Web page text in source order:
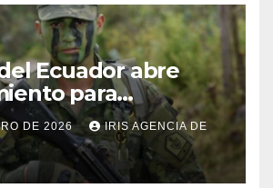
Ecuador abre
para
a partir de este
de febrero
DE 2026 IRIS AGENCIA DE